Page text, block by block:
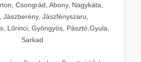
Csongrád, Abony, Nagykáta,
Jászberény, Jászfényszaru,
Lőrinci, Gyöngyös, Pásztó,Gyula,
Sarkad